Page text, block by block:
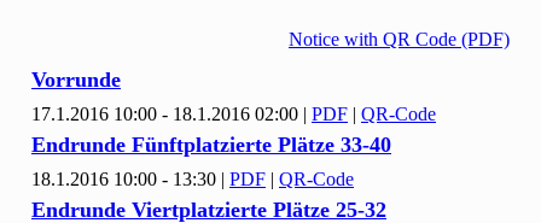
Notice with QR Code (PDF)
Vorrunde
17.1.2016 10:00 - 18.1.2016 02:00 | PDF | QR-Code
Endrunde Fünftplatzierte Plätze 33-40
18.1.2016 10:00 - 13:30 | PDF | QR-Code
Endrunde Viertplatzierte Plätze 25-32